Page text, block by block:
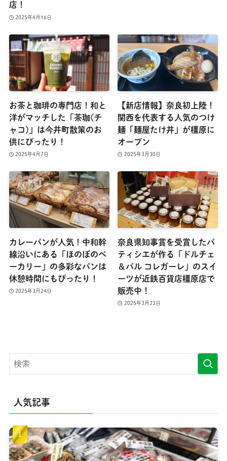
店！
2025年4月16日
お茶と珈琲の専門店！和と
洋がマッチした「茶珈(チ
ャコ)」は今井町散策のお
供にぴったり！
2025年4月7日
【新店情報】奈良初上陸！
関西を代表する人気のつけ
麺「麺屋たけ井」が橿原に
オープン
2025年3月30日
カレーパンが人気！中和幹
線沿いにある「ほのぼのベ
ーカリー」の多彩なパンは
休憩時間にもぴったり！
2025年3月24日
奈良県知事賞を受賞したパ
ティシエが作る「ドルチェ
＆バル コレガーレ」のスイ
ーツが近鉄百貨店橿原店で
販売中！
2025年3月23日
人気記事